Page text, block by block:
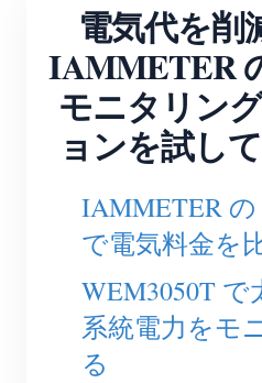
三相Wi-Fiエネルギー
三相Wi-Fiエネルギ
三相Wi-Fiエネルギー
WiFi電力コントロー
セルフホスティング
IAMMETER シミュ
電気代を削
IAMMETER
モニタリン
ョンを試し
IAMMETER の
で電気料金を
WEM3050T で
系統電力をモ
る